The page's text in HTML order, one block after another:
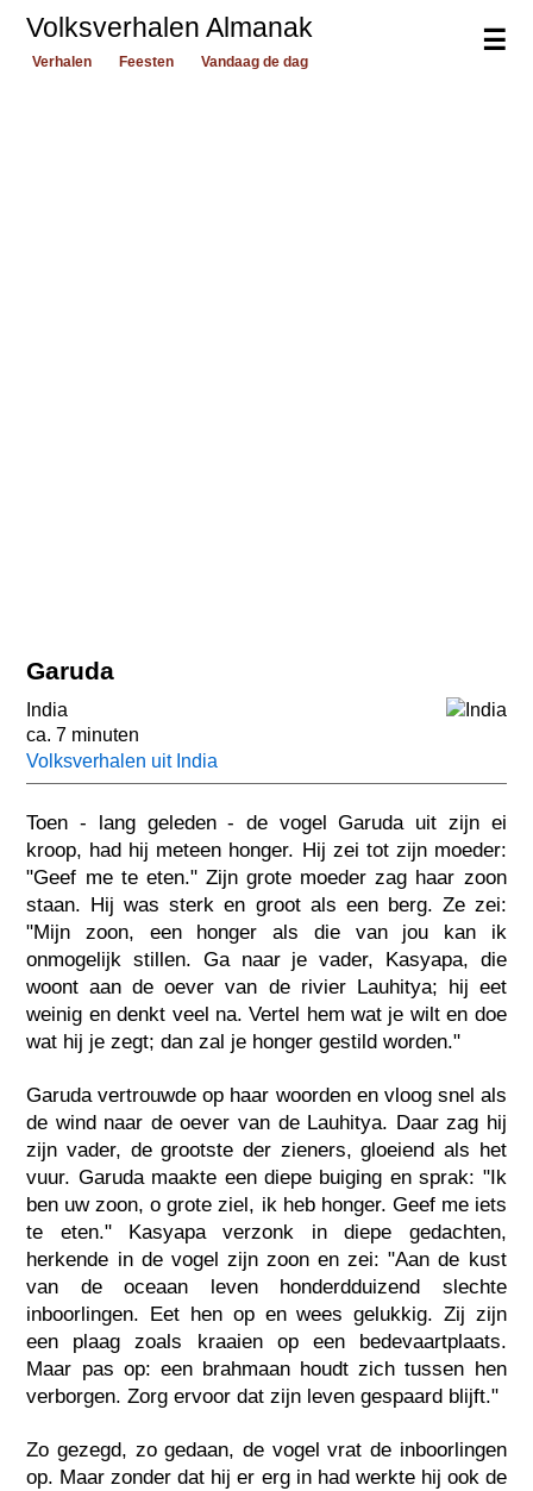
☰
Volksverhalen Almanak
Verhalen Feesten Vandaag de dag
Garuda
India
ca. 7 minuten
Volksverhalen uit India
Toen - lang geleden - de vogel Garuda uit zijn ei
kroop, had hij meteen honger. Hij zei tot zijn moeder:
"Geef me te eten." Zijn grote moeder zag haar zoon
staan. Hij was sterk en groot als een berg. Ze zei:
"Mijn zoon, een honger als die van jou kan ik
onmogelijk stillen. Ga naar je vader, Kasyapa, die
woont aan de oever van de rivier Lauhitya; hij eet
weinig en denkt veel na. Vertel hem wat je wilt en doe
wat hij je zegt; dan zal je honger gestild worden."
Garuda vertrouwde op haar woorden en vloog snel als
de wind naar de oever van de Lauhitya. Daar zag hij
zijn vader, de grootste der zieners, gloeiend als het
vuur. Garuda maakte een diepe buiging en sprak: "Ik
ben uw zoon, o grote ziel, ik heb honger. Geef me iets
te eten." Kasyapa verzonk in diepe gedachten,
herkende in de vogel zijn zoon en zei: "Aan de kust
van de oceaan leven honderdduizend slechte
inboorlingen. Eet hen op en wees gelukkig. Zij zijn
een plaag zoals kraaien op een bedevaartplaats.
Maar pas op: een brahmaan houdt zich tussen hen
verborgen. Zorg ervoor dat zijn leven gespaard blijft."
Zo gezegd, zo gedaan, de vogel vrat de inboorlingen
op. Maar zonder dat hij er erg in had werkte hij ook de